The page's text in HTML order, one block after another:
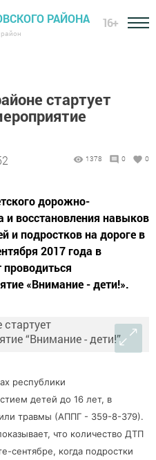
РАЙОНА 16+
стартует
1378 0 0
дорожно-
и восстановления навыков
и подростков на дороге в
2017 года в
проводиться
«Внимание - дети!».
республики
детей до 16 лет, в
травмы (АППГ - 359-8-379).
что количество ДТП
сентябре, когда подростки